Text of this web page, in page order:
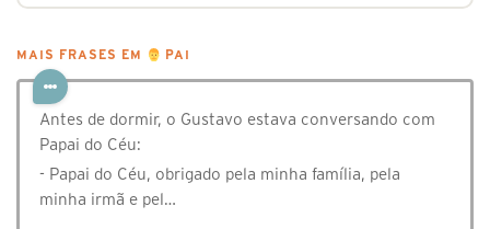
MAIS FRASES EM PAI
Antes de dormir, o Gustavo estava conversando com
Papai do Céu:
- Papai do Céu, obrigado pela minha família, pela
minha irmã e pel…